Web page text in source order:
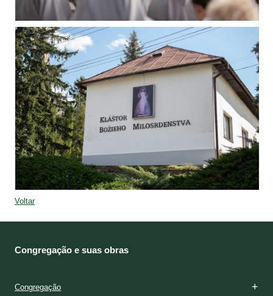
Voltar
Congregação e suas obras
Congregação